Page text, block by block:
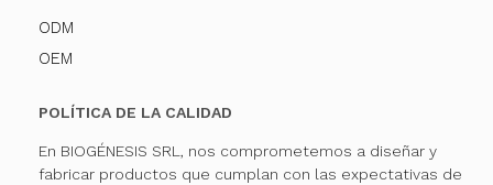
ODM
OEM
POLÍTICA DE LA CALIDAD
En BIOGÉNESIS SRL, nos comprometemos a diseñar y
fabricar productos que cumplan con las expectativas de